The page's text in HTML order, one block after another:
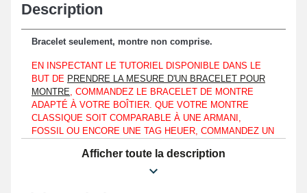
Description
Bracelet seulement, montre non comprise.
EN INSPECTANT LE TUTORIEL DISPONIBLE DANS LE
BUT DE PRENDRE LA MESURE D'UN BRACELET POUR
MONTRE, COMMANDEZ LE BRACELET DE MONTRE
ADAPTÉ À VOTRE BOÎTIER. QUE VOTRE MONTRE
CLASSIQUE SOIT COMPARABLE À UNE ARMANI,
FOSSIL OU ENCORE UNE TAG HEUER, COMMANDEZ UN
RÉFÉRENCE DE L'HORLOGÈRE QUE VOUS POSSÉDEZ
GRÂCE À CE MODE D'EMPLOI.
Afficher toute la description